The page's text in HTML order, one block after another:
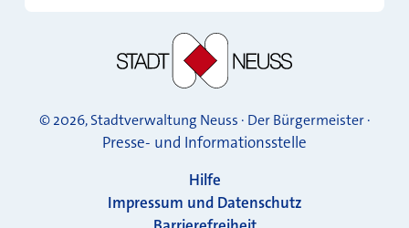
© 2026, Stadtverwaltung Neuss · Der Bürgermeister ·
Presse- und Informationsstelle
Hilfe
Impressum und Datenschutz